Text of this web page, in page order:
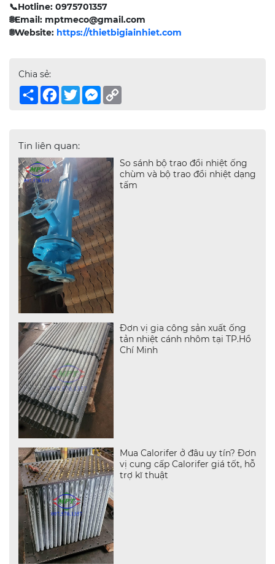
📞Hotline: 0975701357
🌐Email: mptmeco@gmail.com
🌐Website: https://thietbigiainhiet.com
Chia sẻ:
ShareFacebook
TwitterMessenger
Tin liên quan:
So sánh bộ trao đổi nhiệt ống
chùm và bộ trao đổi nhiệt dạng
tấm
Đơn vị gia công sản xuất ống
tản nhiệt cánh nhôm tại TP.Hồ
Chí Minh
Mua Calorifer ở đâu uy tín? Đơn
vị cung cấp Calorifer giá tốt, hỗ
trợ kĩ thuật